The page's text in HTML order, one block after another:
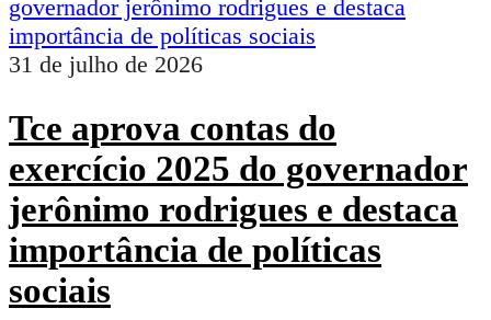
31 de julho de 2026
Tce aprova contas do
exercício 2025 do governador
jerônimo rodrigues e destaca
importância de políticas
sociais